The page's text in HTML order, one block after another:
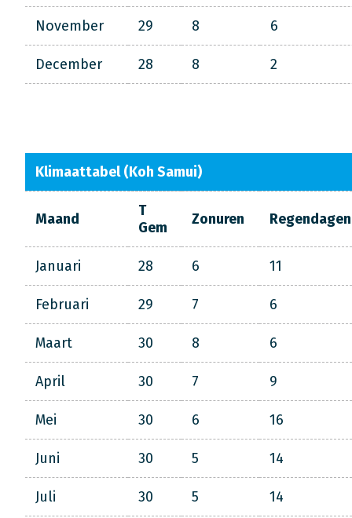
November 29 8 6
December 28 8 2
Klimaattabel (Koh Samui)
Maand
T
Gem
Zonuren Regendagen
Januari 28 6 11
Februari 29 7 6
Maart 30 8 6
April 30 7 9
Mei 30 6 16
Juni 30 5 14
Juli 30 5 14